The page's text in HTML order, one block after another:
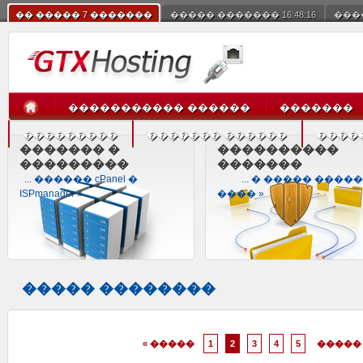
�� ����� 7 ������� ����� ������� 16:48:16
����������� ������ �������
��������� ������� ������
������� �
���������
... ������ cPanel �
ISPmanager »
����������
�������
... � ����� �����
���� »
����� ��������
« ����� 1 2 3 4 5 �����